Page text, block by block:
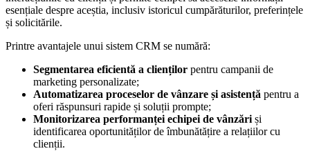
esențiale despre aceștia, inclusiv istoricul cumpărăturilor, preferințele
și solicitările.
Printre avantajele unui sistem CRM se numără:
Segmentarea eficientă a clienților pentru campanii de
marketing personalizate;
Automatizarea proceselor de vânzare și asistență pentru a
oferi răspunsuri rapide și soluții prompte;
Monitorizarea performanței echipei de vânzări și
identificarea oportunităților de îmbunătățire a relațiilor cu
clienții.